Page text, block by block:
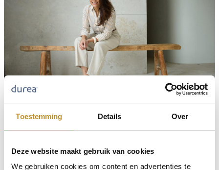
Toestemming Details Over
Deze website maakt gebruik van cookies
We gebruiken cookies om content en advertenties te